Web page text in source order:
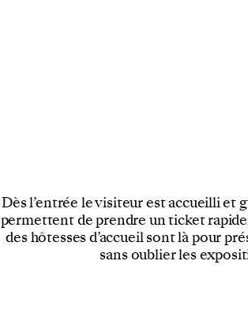
Dès l’entrée le visiteur est accueilli et
permettent de prendre un ticket
des hôtesses d’accueil sont là pour
sans oublier les